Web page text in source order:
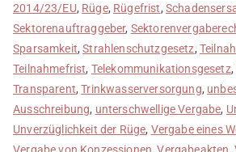
2014/23/EU, Rüge, Rügefrist,
Sektorenauftraggeber,
Sparsamkeit,Strahlenschutzgesetz,
Teilnahmefrist, Telekommunikationsgesetz,
Transparent,Trinkwasserversorgung,
Ausschreibung, unterschwellige Vergabe,
Unverzüglichkeit der Rüge, Vergabe eines
Vergabe von Konzessionen,Vergabeakten,